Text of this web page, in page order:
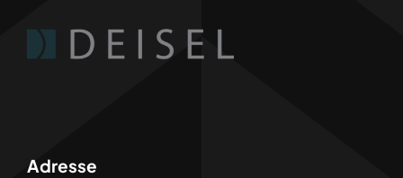
Adresse